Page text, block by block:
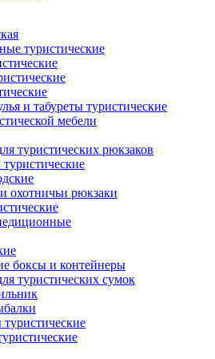
туристические
и табуреты туристические
мебели
туристических рюкзаков
охотничьи рюкзаки
боксы и контейнеры
туристических сумок